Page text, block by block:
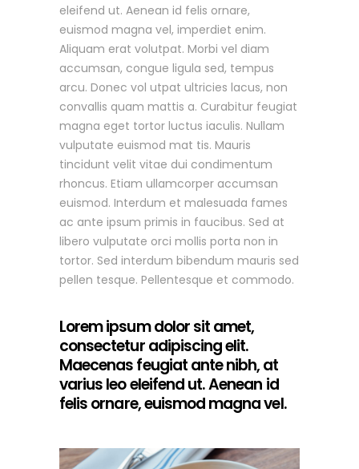
eleifend ut. Aenean id felis ornare,
euismod magna vel, imperdiet enim.
Aliquam erat volutpat. Morbi vel diam
accumsan, congue ligula sed, tempus
arcu. Donec vol utpat ultricies lacus, non
convallis quam mattis a. Curabitur feugiat
magna eget tortor luctus iaculis. Nullam
vulputate euismod mat tis. Mauris
tincidunt velit vitae dui condimentum
rhoncus. Etiam ullamcorper accumsan
euismod. Interdum et malesuada fames
ac ante ipsum primis in faucibus. Sed at
libero vulputate orci mollis porta non in
tortor. Sed interdum bibendum mauris sed
pellen tesque. Pellentesque et commodo.
Lorem ipsum dolor sit amet,
consectetur adipiscing elit.
Maecenas feugiat ante nibh, at
varius leo eleifend ut. Aenean id
felis ornare, euismod magna vel.